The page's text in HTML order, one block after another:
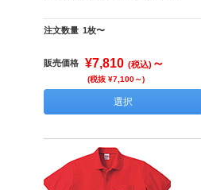
注文数量 1枚〜
販売価格 ¥7,810 (税込) ～
(税抜 ¥7,100～)
選択